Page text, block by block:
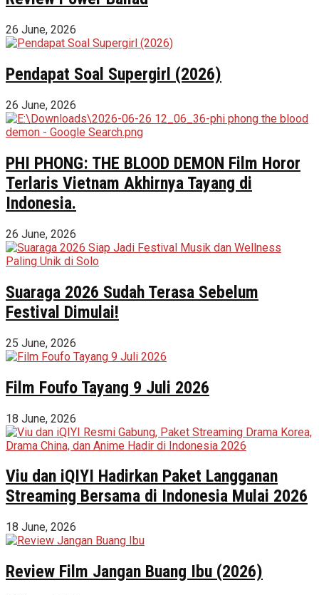
26 June, 2026
Pendapat Soal Supergirl (2026)
26 June, 2026
PHI PHONG: THE BLOOD DEMON Film Horor
Terlaris Vietnam Akhirnya Tayang di
Indonesia.
26 June, 2026
Suaraga 2026 Sudah Terasa Sebelum
Festival Dimulai!
25 June, 2026
Film Foufo Tayang 9 Juli 2026
18 June, 2026
Viu dan iQIYI Hadirkan Paket Langganan
Streaming Bersama di Indonesia Mulai 2026
18 June, 2026
Review Film Jangan Buang Ibu (2026)